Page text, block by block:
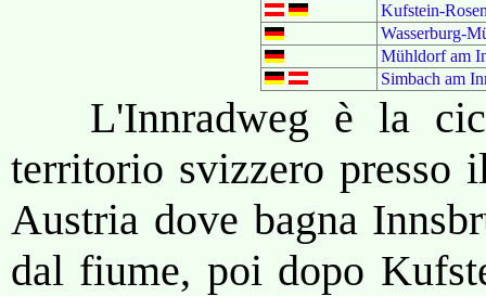
Kufstein-
Wasserburg-
Mühldorf am
Simbach am
L'Innradweg è la
territorio svizzero presso
Austria dove bagna
dal fiume, poi dopo